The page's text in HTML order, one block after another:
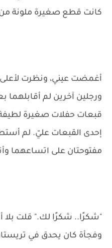
كانت قطع صغيرة ملونة من
أغمضت عيني، ونظرت لأعلى
ورجلين آخرين لم أقابلهما
قبعات حفلات صغيرة
إحدى القبعات عليّ. لم
مفتوحتان على اتساعهما
"شكرًا.. شكرًا لك." قلت
وفجأة كان يحدق في